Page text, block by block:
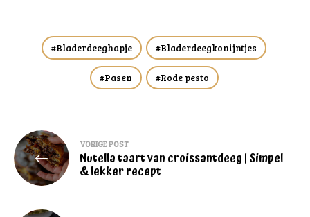
Bladerdeeghapje Bladerdeegkonijntjes
Pasen Rode pesto
Bericht
navigatie
VORIGE POST
Nutella taart van croissantdeeg | Simpel
& lekker recept